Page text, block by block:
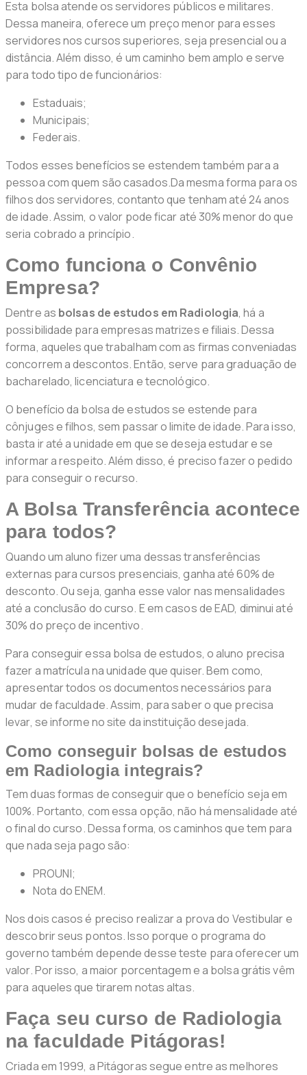
Esta bolsa atende os servidores públicos e militares.
Dessa maneira, oferece um preço menor para esses
servidores nos cursos superiores, seja presencial ou a
distância. Além disso, é um caminho bem amplo e serve
para todo tipo de funcionários:
Estaduais;
Municipais;
Federais.
Todos esses benefícios se estendem também para a
pessoa com quem são casados.Da mesma forma para os
filhos dos servidores, contanto que tenham até 24 anos
de idade. Assim, o valor pode ficar até 30% menor do que
seria cobrado a princípio.
Como funciona o Convênio
Empresa?
Dentre as bolsas de estudos em Radiologia, há a
possibilidade para empresas matrizes e filiais. Dessa
forma, aqueles que trabalham com as firmas conveniadas
concorrem a descontos. Então, serve para graduação de
bacharelado, licenciatura e tecnológico.
O benefício da bolsa de estudos se estende para
cônjuges e filhos, sem passar o limite de idade. Para isso,
basta ir até a unidade em que se deseja estudar e se
informar a respeito. Além disso, é preciso fazer o pedido
para conseguir o recurso.
A Bolsa Transferência acontece
para todos?
Quando um aluno fizer uma dessas transferências
externas para cursos presenciais, ganha até 60% de
desconto. Ou seja, ganha esse valor nas mensalidades
até a conclusão do curso. E em casos de EAD, diminui até
30% do preço de incentivo.
Para conseguir essa bolsa de estudos, o aluno precisa
fazer a matrícula na unidade que quiser. Bem como,
apresentar todos os documentos necessários para
mudar de faculdade. Assim, para saber o que precisa
levar, se informe no site da instituição desejada.
Como conseguir bolsas de estudos
em Radiologia integrais?
Tem duas formas de conseguir que o benefício seja em
100%. Portanto, com essa opção, não há mensalidade até
o final do curso. Dessa forma, os caminhos que tem para
que nada seja pago são:
PROUNI;
Nota do ENEM.
Nos dois casos é preciso realizar a prova do Vestibular e
descobrir seus pontos. Isso porque o programa do
governo também depende desse teste para oferecer um
valor. Por isso, a maior porcentagem e a bolsa grátis vêm
para aqueles que tirarem notas altas.
Faça seu curso de Radiologia
na faculdade Pitágoras!
Criada em 1999, a Pitágoras segue entre as melhores